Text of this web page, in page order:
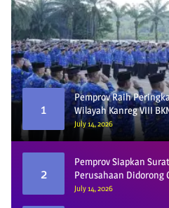
1
Pemprov Raih
Wilayah Kanreg VIII
July 14, 2026
2
Pemprov Siapkan
Perusahaan Didorong
Pelat KU
July 14, 2026